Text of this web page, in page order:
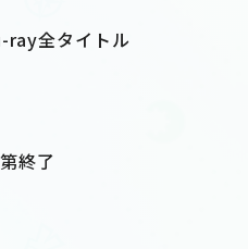
ray全タイトル
終了